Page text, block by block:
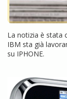
La notizia è stata
IBM sta già
su IPHONE.